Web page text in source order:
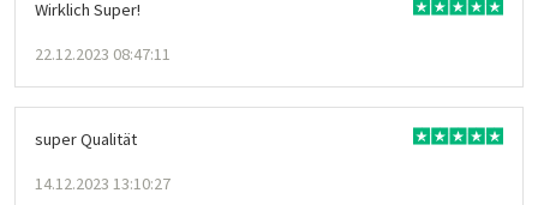
Wirklich Super!
22.12.2023 08:47:11
super Qualität
14.12.2023 13:10:27